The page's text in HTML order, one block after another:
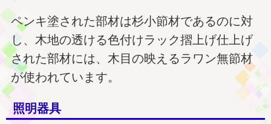
ペンキ塗された部材は杉小節材であるのに対
し、木地の透ける色付けラック摺上げ仕上げ
された部材には、木目の映えるラワン無節材
が使われています。
照明器具